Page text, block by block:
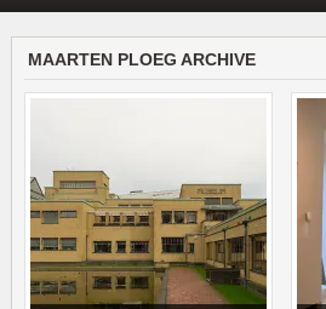
MAARTEN PLOEG ARCHIVE